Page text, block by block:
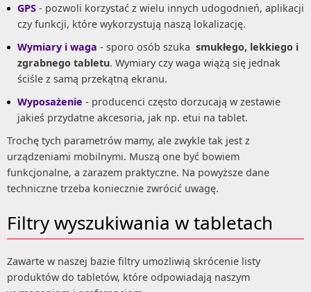
GPS - pozwoli korzystać z wielu innych udogodnień, aplikacji
czy funkcji, które wykorzystują naszą lokalizację.
Wymiary i waga - sporo osób szuka smukłego, lekkiego i
zgrabnego tabletu. Wymiary czy waga wiążą się jednak
ściśle z samą przekątną ekranu.
Wyposażenie - producenci często dorzucają w zestawie
jakieś przydatne akcesoria, jak np. etui na tablet.
Trochę tych parametrów mamy, ale zwykle tak jest z
urządzeniami mobilnymi. Muszą one być bowiem
funkcjonalne, a zarazem praktyczne. Na powyższe dane
techniczne trzeba koniecznie zwrócić uwagę.
Filtry wyszukiwania w tabletach
Zawarte w naszej bazie filtry umożliwią skrócenie listy
produktów do tabletów, które odpowiadają naszym